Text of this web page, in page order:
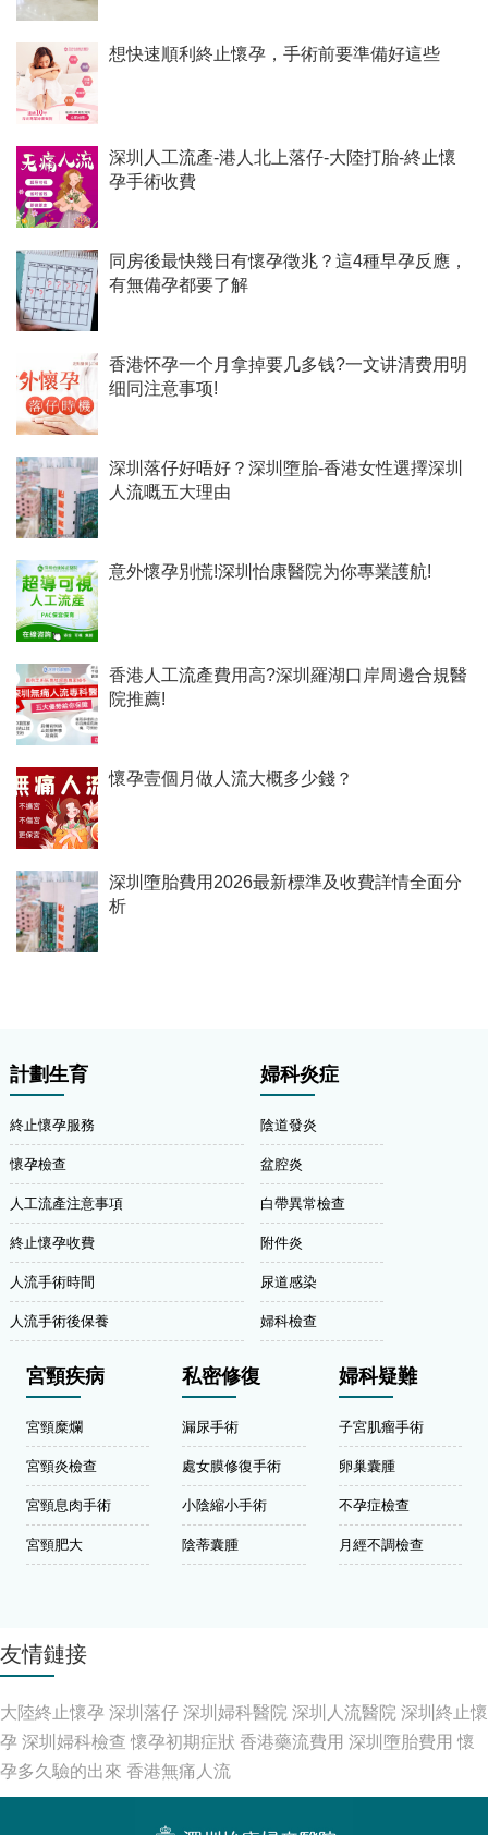
想快速順利終止懷孕，手術前要準備好這些
深圳人工流產-港人北上落仔-大陸打胎-終止懷
孕手術收費
同房後最快幾日有懷孕徵兆？這4種早孕反應，
有無備孕都要了解
香港怀孕一个月拿掉要几多钱?一文讲清费用明
细同注意事项!
深圳落仔好唔好？深圳墮胎-香港女性選擇深圳
人流嘅五大理由
意外懷孕別慌!深圳怡康醫院为你專業護航!
香港人工流產費用高?深圳羅湖口岸周邊合規醫
院推薦!
懷孕壹個月做人流大概多少錢？
深圳墮胎費用2026最新標準及收費詳情全面分
析
計劃生育
終止懷孕服務
懷孕檢查
人工流產注意事項
終止懷孕收費
人流手術時間
人流手術後保養
婦科炎症
陰道發炎
盆腔炎
白帶異常檢查
附件炎
尿道感染
婦科檢查
宮頸疾病
宮頸糜爛
宮頸炎檢查
宮頸息肉手術
宮頸肥大
私密修復
漏尿手術
處女膜修復手術
小陰縮小手術
陰蒂囊腫
婦科疑難
子宮肌瘤手術
卵巢囊腫
不孕症檢查
月經不調檢查
友情鏈接
大陸終止懷孕 深圳落仔深圳婦科醫院深圳人流醫院深圳終止懷
孕 深圳婦科檢查 懷孕初期症狀 香港藥流費用 深圳墮胎費用 懷
孕多久驗的出來 香港無痛人流